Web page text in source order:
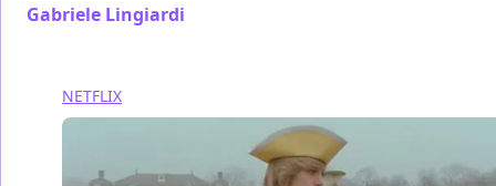
Gabriele Lingiardi
NETFLIX